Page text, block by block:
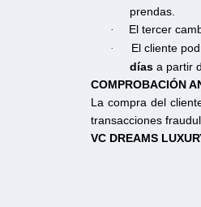
prendas.
· El tercer
· El cliente
días a partir
COMPROBACIÓN
La compra del
transacciones
VC DREAMS